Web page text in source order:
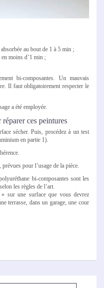
au bout de 1 à 5 min ;
en moins d’1 min ;
bi-composantes. Un mauvais
Il faut obligatoirement respecter le
a été employée.
ces peintures
sécher. Puis, procédez à un test
en partie 1).
pour l’usage de la pièce.
bi-composantes sont les
les règles de l’art.
sur une surface que vous devrez
terrasse, dans un garage, une cour